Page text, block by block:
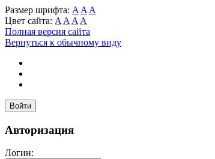
Размер шрифта: A A A
Цвет сайта: A A A A
Полная версия сайта
Вернуться к обычному виду
Войти
Авторизация
Логин: